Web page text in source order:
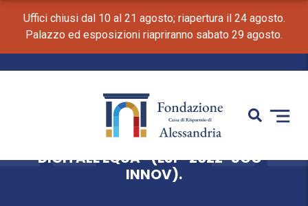
Uffici chiusi dal 10 al 21 agosto; riapertura il 24 agosto.
Palazzo ed esposizioni riapriranno sabato 29 agosto.
EASI – FSE+ BANDO “INNOVAZIONI
SOCIALI PER UNA TRANSIZIONE VERDE E
DIGITALE EQUA” (ESF-2022-SOC-
INNOV).